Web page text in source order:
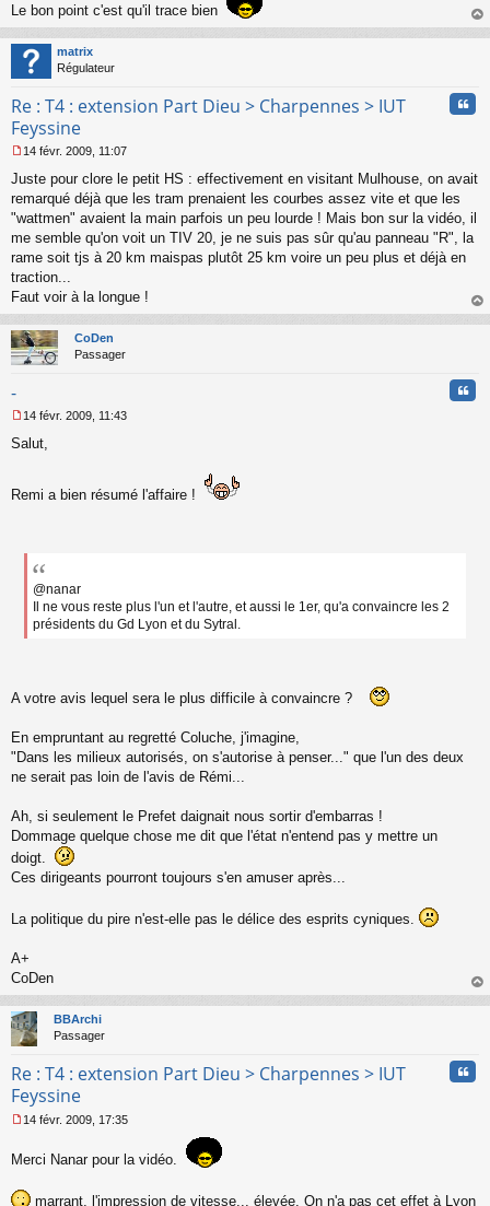
e
n
o
n
Le bon point c'est qu'il trace bien
au
matrix
Régulateur
Re : T4 : extension Part Dieu > Charpennes > IUT
Feyssine
e
s
g
e
n
o
l
u
14 févr. 2009, 11:07
Juste pour clore le petit HS : effectivement en visitant Mulhouse, on avait
remarqué déjà que les tram prenaient les courbes assez vite et que les
"wattmen" avaient la main parfois un peu lourde ! Mais bon sur la vidéo, il
me semble qu'on voit un TIV 20, je ne suis pas sûr qu'au panneau "R", la
rame soit tjs à 20 km maispas plutôt 25 km voire un peu plus et déjà en
traction...
Faut voir à la longue !
au
CoDen
Passager
-
e
a
14 févr. 2009, 11:43
Salut,
Remi a bien résumé l'affaire !
@nanar
Il ne vous reste plus l'un et l'autre, et aussi le 1er, qu'a convaincre les 2
présidents du Gd Lyon et du Sytral.
A votre avis lequel sera le plus difficile à convaincre ?
En empruntant au regretté Coluche, j'imagine,
"Dans les milieux autorisés, on s'autorise à penser..." que l'un des deux
ne serait pas loin de l'avis de Rémi...
Ah, si seulement le Prefet daignait nous sortir d'embarras !
Dommage quelque chose me dit que l'état n'entend pas y mettre un
doigt.
Ces dirigeants pourront toujours s'en amuser après...
La politique du pire n'est-elle pas le délice des esprits cyniques.
A+
CoDen
au
BBArchi
Passager
Re : T4 : extension Part Dieu > Charpennes > IUT
Feyssine
s
a
14 févr. 2009, 17:35
Merci Nanar pour la vidéo.
marrant, l'impression de vitesse... élevée. On n'a pas cet effet à Lyon